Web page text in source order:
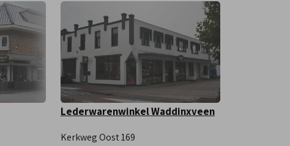
Lederwarenwinkel Waddinxveen
Kerkweg Oost 169